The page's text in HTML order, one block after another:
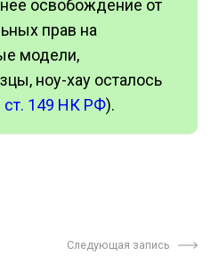
освобождение от
прав на
модели,
ноу-хау осталось
ст. 149 НК РФ).
Следующая запись